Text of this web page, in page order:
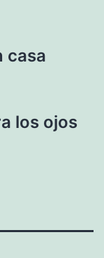
casa
los ojos